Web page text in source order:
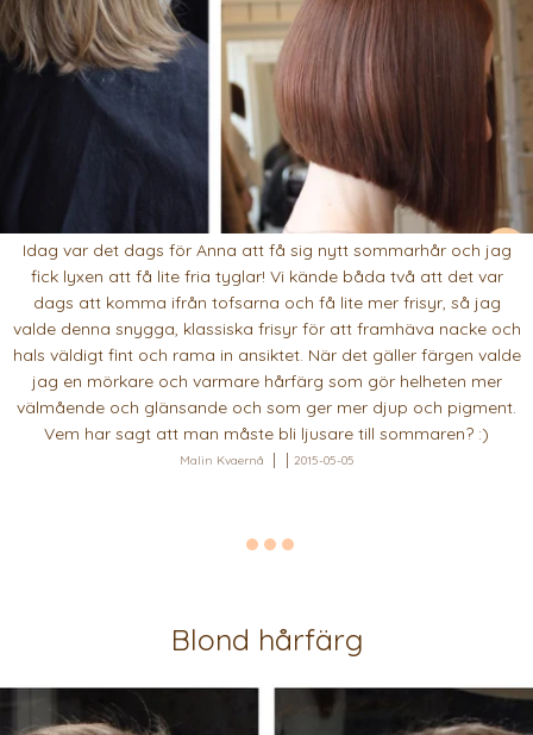
Idag var det dags för Anna att få sig nytt sommarhår och jag
fick lyxen att få lite fria tyglar! Vi kände båda två att det var
dags att komma ifrån tofsarna och få lite mer frisyr, så jag
valde denna snygga, klassiska frisyr för att framhäva nacke och
hals väldigt fint och rama in ansiktet. När det gäller färgen valde
jag en mörkare och varmare hårfärg som gör helheten mer
välmående och glänsande och som ger mer djup och pigment.
Vem har sagt att man måste bli ljusare till sommaren? :)
Malin Kvaernå 2015-05-05
Blond hårfärg